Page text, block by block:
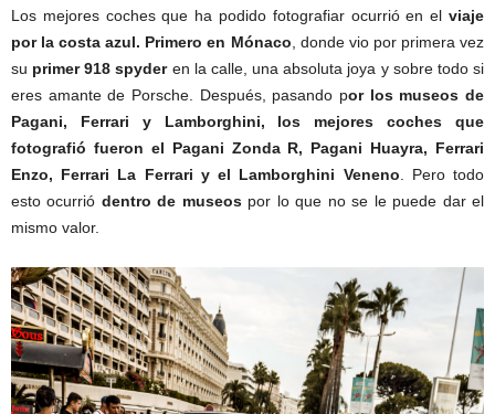
Los mejores coches que ha podido fotografiar ocurrió en el viaje
por la costa azul. Primero en Mónaco, donde vio por primera vez
su primer 918 spyderen la calle, una absoluta joya y sobre todo si
eres amante de Porsche. Después, pasando por los museos de
Pagani, Ferrari y Lamborghini, los mejores coches que
fotografió fueron el Pagani Zonda R, Pagani Huayra, Ferrari
Enzo, Ferrari La Ferrari y el Lamborghini Veneno. Pero todo
esto ocurrió dentro de museospor lo que no se le puede dar el
mismo valor.